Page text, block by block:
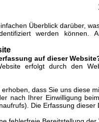
Überblick darüber,
werden können.
auf dieser
erfolgt durch den
dass Sie uns diese
nach Ihrer Einwilligung
Die Erfassung